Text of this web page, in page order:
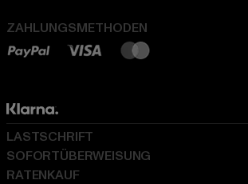
ZAHLUNGSMETHODEN
LASTSCHRIFT
SOFORTÜBERWEISUNG
RATENKAUF